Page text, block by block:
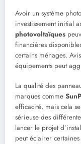
Avoir un système
investissement initial
photovoltaïques
financières
certains ménages.
équipements peut
La qualité des
marques comme
efficacité, mais cela
sérieuse des
lancer le projet
peut éclairer